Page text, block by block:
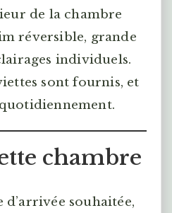
de la chambre
réversible, grande
individuels.
sont fournis, et
chambre
souhaitée,